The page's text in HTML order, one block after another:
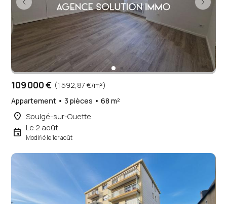
109 000 € (1 592,87 €/m²)
Appartement • 3 pièces • 68 m²
place Soulgé-sur-Ouette
event Le 2 août
Modifié le 1er août